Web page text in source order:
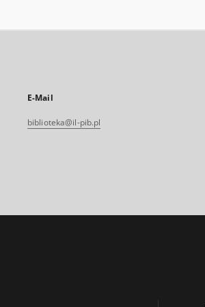
E-Mail
biblioteka@il-pib.pl